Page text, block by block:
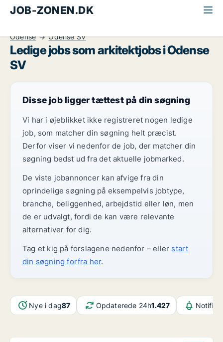
JOB-ZONEN.DK
Odense
Odense SV
Ledige jobs som arkitektjobs i Odense
SV
Disse job ligger tættest på din søgning
Vi har i øjeblikket ikke registreret nogen ledige
job, som matcher din søgning helt præcist.
Derfor viser vi nedenfor de job, der matcher din
søgning bedst ud fra det aktuelle jobmarked.
De viste jobannoncer kan afvige fra din
oprindelige søgning på eksempelvis jobtype,
branche, beliggenhed, arbejdstid eller løn, men
de er udvalgt, fordi de kan være relevante
alternativer for dig.
Tag et kig på forslagene nedenfor – eller start
din søgning forfra her.
Nye i dag87 Opdaterede 24h1.427